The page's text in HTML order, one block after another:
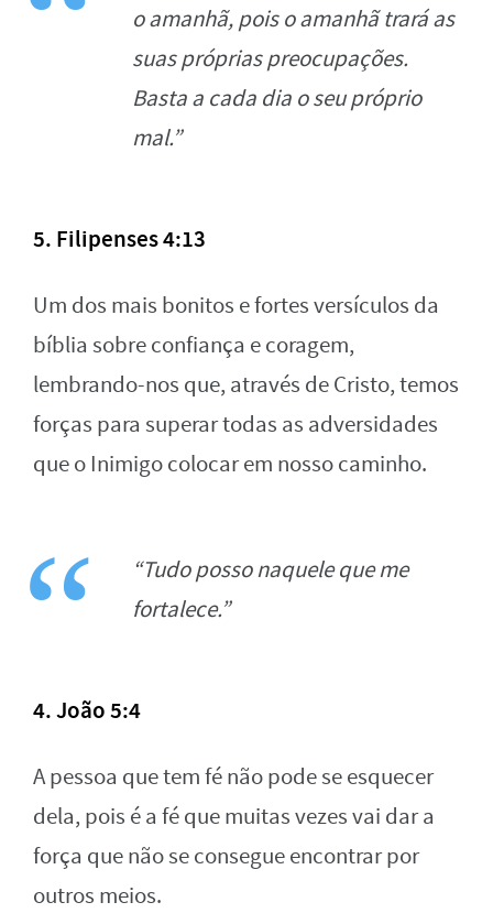
o amanhã, pois o amanhã trará as
suas próprias preocupações.
Basta a cada dia o seu próprio
mal.”
5. Filipenses 4:13
Um dos mais bonitos e fortes versículos da
bíblia sobre confiança e coragem,
lembrando-nos que, através de Cristo, temos
forças para superar todas as adversidades
que o Inimigo colocar em nosso caminho.
“Tudo posso naquele que me
fortalece.”
4. João 5:4
A pessoa que tem fé não pode se esquecer
dela, pois é a fé que muitas vezes vai dar a
força que não se consegue encontrar por
outros meios.